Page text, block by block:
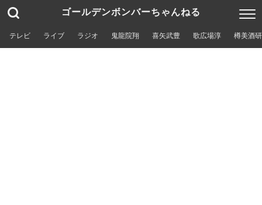
ゴールデンボンバーちゃんねる
テレビ ライブ ラジオ 鬼龍院翔 喜矢武豊 歌広場淳 樽美酒